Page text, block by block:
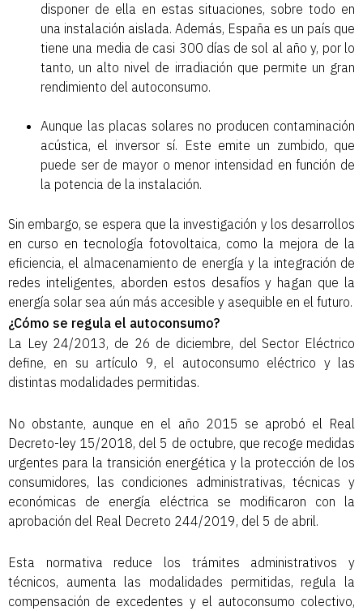
disponer de ella en estas situaciones, sobre todo en
una instalación aislada. Además, España es un país que
tiene una media de casi 300 días de sol al año y, por lo
tanto, un alto nivel de irradiación que permite un gran
rendimiento del autoconsumo.
Aunque las placas solares no producen contaminación
acústica, el inversor sí. Este emite un zumbido, que
puede ser de mayor o menor intensidad en función de
la potencia de la instalación.
Sin embargo, se espera que la investigación y los desarrollos
en curso en tecnología fotovoltaica, como la mejora de la
eficiencia, el almacenamiento de energía y la integración de
redes inteligentes, aborden estos desafíos y hagan que la
energía solar sea aún más accesible y asequible en el futuro.
¿Cómo se regula el autoconsumo?
La Ley 24/2013, de 26 de diciembre, del Sector Eléctrico
define, en su artículo 9, el autoconsumo eléctrico y las
distintas modalidades permitidas.
No obstante, aunque en el año 2015 se aprobó el Real
Decreto-ley 15/2018, del 5 de octubre, que recoge medidas
urgentes para la transición energética y la protección de los
consumidores, las condiciones administrativas, técnicas y
económicas de energía eléctrica se modificaron con la
aprobación del Real Decreto 244/2019, del 5 de abril.
Esta normativa reduce los trámites administrativos y
técnicos, aumenta las modalidades permitidas, regula la
compensación de excedentes y el autoconsumo colectivo,